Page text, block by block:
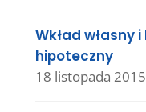
Wkład własny
hipoteczny
18 listopada 2015